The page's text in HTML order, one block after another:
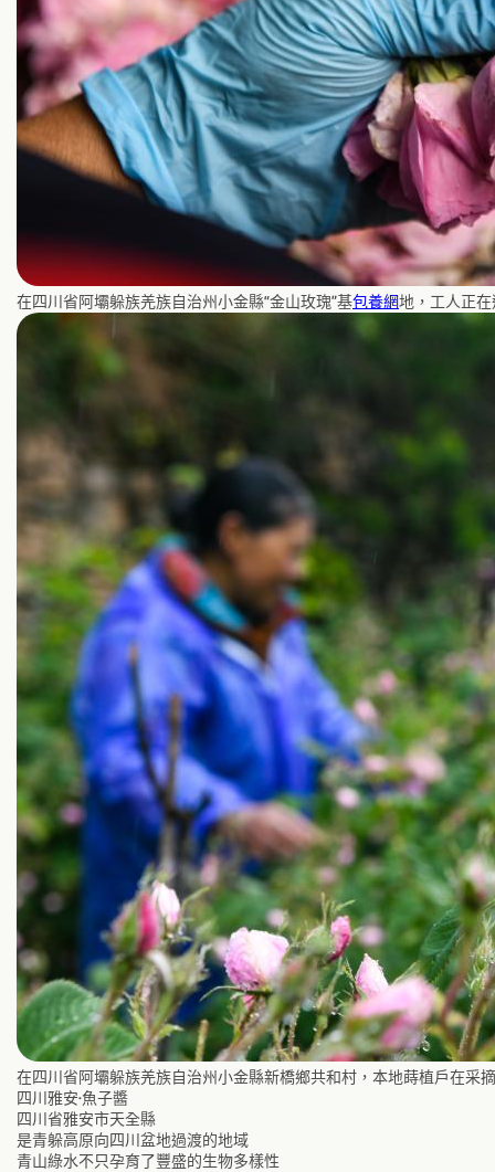
在四川省阿壩躲族羌族自治州小金縣“金山玫瑰”基包養網地，工人正
在四川省阿壩躲族羌族自治州小金縣新橋鄉共和村，本地蒔植戶在采
四川雅安·魚子醬
四川省雅安市天全縣
是青躲高原向四川盆地過渡的地域
青山綠水不只孕育了豐盛的生物多樣性